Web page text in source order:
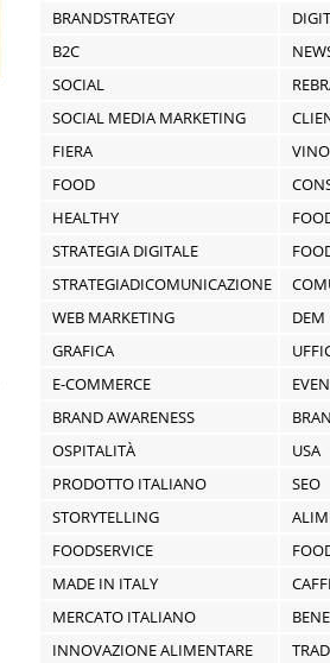
BRANDSTRATEGY
B2C
SOCIAL
SOCIAL MEDIA MARKETING
FIERA
VINO
FOOD
HEALTHY
STRATEGIA DIGITALE
STRATEGIADICOMUNICAZIONE
WEB MARKETING
DEM
GRAFICA
E-COMMERCE
BRAND AWARENESS
OSPITALITÀ
USA
PRODOTTO ITALIANO
SEO
STORYTELLING
FOODSERVICE
MADE IN ITALY
MERCATO ITALIANO
INNOVAZIONE ALIMENTARE